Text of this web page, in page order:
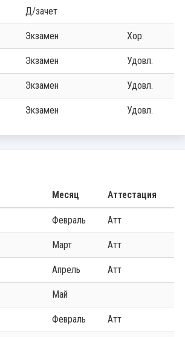
д/зачет
экзамен хор.
экзамен удовл.
экзамен удовл.
экзамен удовл.
Месяц Аттестация
Февраль Атт
Март Атт
Апрель Атт
Май
Февраль Атт